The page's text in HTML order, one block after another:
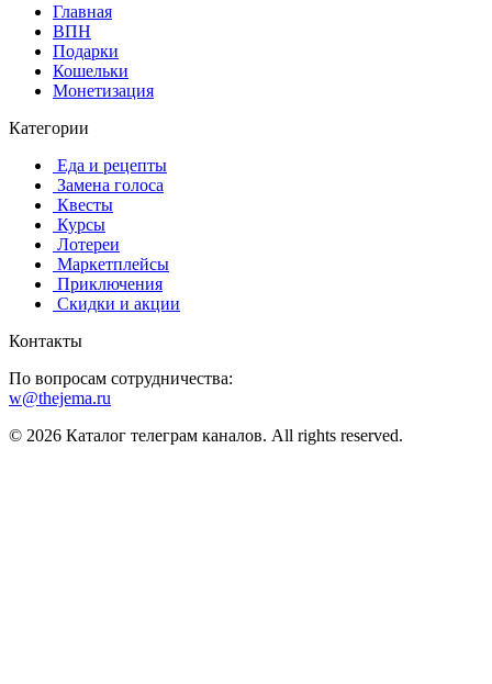
Главная
️ВПН
Подарки
Кошельки
Монетизация
Категории
️ ️Еда и рецепты
️ Замена голоса
️ Квесты
‍ Курсы
️ Лотереи
️ Маркетплейсы
️ Приключения
️ Скидки и акции
Контакты
По вопросам сотрудничества:
w@thejema.ru
© 2026 Каталог телеграм каналов. All rights reserved.